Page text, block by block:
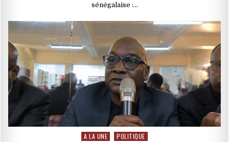
sénégalaise :…
Posted
A LA UNE POLITIQUE